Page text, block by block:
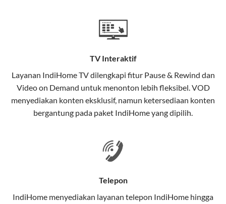
Teknologi di Balik WiFi IndiHome
Wifi IndiHome menggunakan teknologi Fiber To The
menggunakan kabel serat optik hingga ke rumah
pelanggan. Teknologi ini memiliki beberapa
keunggulan:
Kecepatan Tinggi
dibandingkan kabel tembaga atau DSL.
elektromagnetik, sehingga koneksi tetap lancar.
TV Interaktif
Layanan IndiHome TVdilengkapi fitur Pause & Rewind dan
Video on Demand untuk menonton lebih fleksibel. VOD
menyediakan konten eksklusif, namun ketersediaan konten
bergantung pada paket IndiHome yang dipilih.
Telepon
IndiHome menyediakan layanan telepon IndiHome hingga